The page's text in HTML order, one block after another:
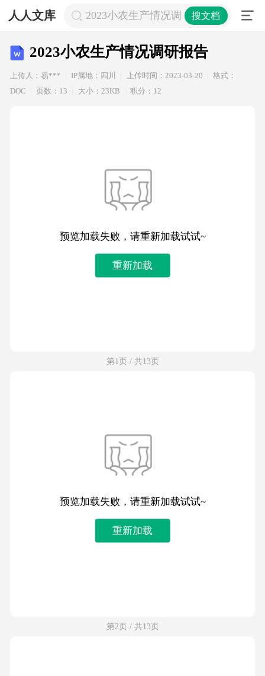
人人文库 2023小农生产情况调研报告
搜文档
2023小农生产情况调研报告
上传人：易*** IP属地：四川 上传时间：2023-03-20
格式：
DOC
页数：13 大小：23KB 积分：12
预览加载失败，请重新加载试试~
重新加载
第1页 / 共13页
预览加载失败，请重新加载试试~
重新加载
第2页 / 共13页